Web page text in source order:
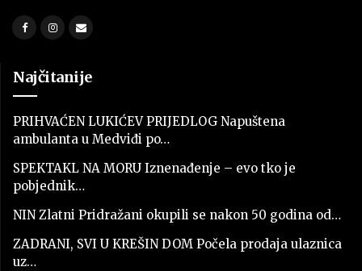
Najčitanije
PRIHVAĆEN LUKIĆEV PRIJEDLOG Napuštena
ambulanta u Medviđi po…
SPEKTAKL NA MORU Iznenađenje – evo tko je
pobjednik…
NIN Zlatni Pridražani okupili se nakon 50 godina od…
ZADRANI, SVI U KREŠIN DOM Počela prodaja ulaznica
uz…